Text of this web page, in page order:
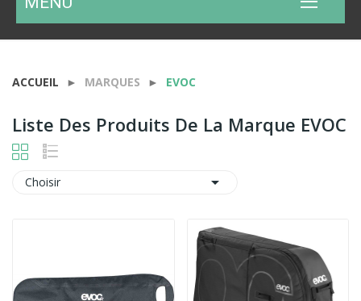
ACCUEIL MARQUES EVOC
Liste Des Produits De La Marque EVOC
Choisir 